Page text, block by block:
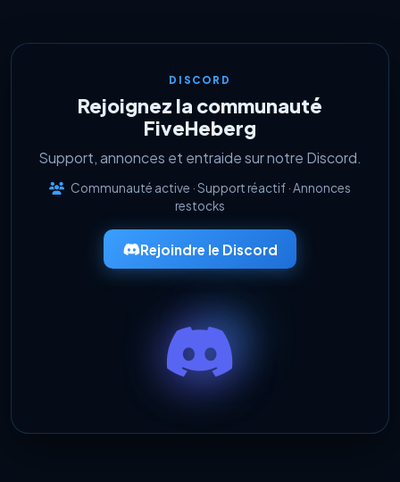
DISCORD
Rejoignez la communauté
FiveHeberg
Support, annonces et entraide sur notre Discord.
Communauté active · Support réactif · Annonces
restocks
Rejoindre le Discord